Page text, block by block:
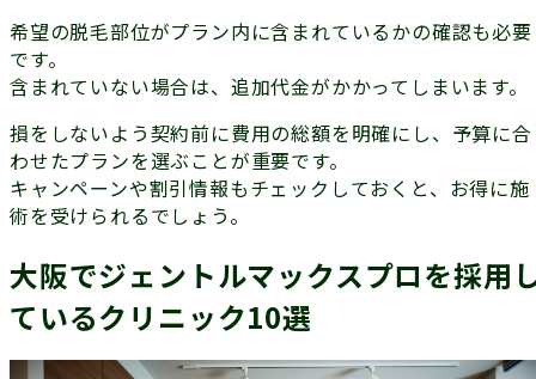
希望の脱毛部位がプラン内に含まれているかの確認も必要
です。
含まれていない場合は、追加代金がかかってしまいます。
損をしないよう契約前に費用の総額を明確にし、予算に合
わせたプランを選ぶことが重要です。
キャンペーンや割引情報もチェックしておくと、お得に施
術を受けられるでしょう。
大阪でジェントルマックスプロを採用
ているクリニック10選